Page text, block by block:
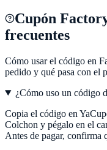
Cupón
frecuentes
Cómo usar el código en
pedido y qué pasa con el
¿Cómo uso un código
Copia el código en
Colchon y pégalo en el
Antes de pagar, confirma